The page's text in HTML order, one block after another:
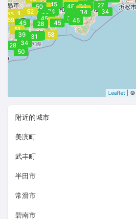
51
31
34
52
45
51
44 34
42
34
39
48
55
58
28
28
45
34
51
45
30
43
54
50
17 58
28
52
27
28
39
45
45
59
34
45
56
39
34 34
45
34
34
52
50
Leaflet | ©
附近的城市
美滨町
武丰町
半田市
常滑市
碧南市